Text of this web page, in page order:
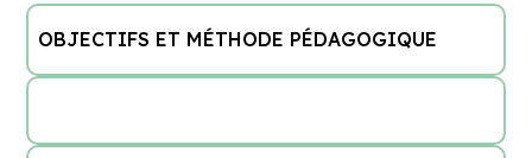
OBJECTIFS ET MÉTHODE PÉDAGOGIQUE